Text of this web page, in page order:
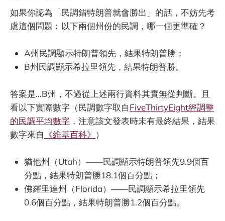
如果你認為「民調錯特朗普就會勝出」的話，不妨先考
慮這個問題︰以下兩個州份的民調，哪一個更準確？
A州民調顯示特朗普領先，結果特朗普勝；
B州民調顯示希拉里領先，結果特朗普勝。
答案是…B州，不過從上述兩行資料其實無從判斷。且
看以下實際數字（民調數字取自FiveThirtyEight經調整
的民調平均數字 ，注意該文發表時未有最終結果，結果
數字來自 《維基百科》 ）
猶他州（Utah）——民調顯示特朗普領先9.9個百
分點，結果特朗普勝18.1個百分點；
佛羅里達州（Florida）——民調顯示希拉里領先
0.6個百分點，結果特朗普勝1.2個百分點。